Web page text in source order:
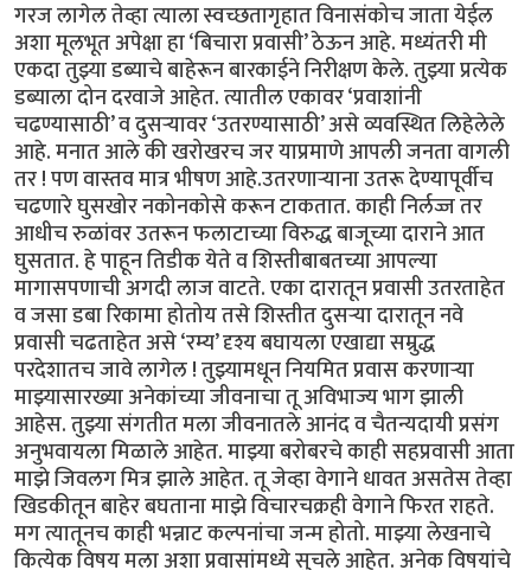
गरज लागेल तेव्हा त्याला स्वच्छतागृहात विनासंकोच जाता येईल
अशा मूलभूत अपेक्षा हा ‘बिचारा प्रवासी’ ठेऊन आहे. मध्यंतरी मी
एकदा तुझ्या डब्याचे बाहेरून बारकाईने निरीक्षण केले. तुझ्या प्रत्येक
डब्याला दोन दरवाजे आहेत. त्यातील एकावर ‘प्रवाशांनी
चढण्यासाठी’ व दुसऱ्यावर ‘उतरण्यासाठी’ असे व्यवस्थित लिहेलेले
आहे. मनात आले की खरोखरच जर याप्रमाणे आपली जनता वागली
तर ! पण वास्तव मात्र भीषण आहे.उतरणाऱ्याना उतरू देण्यापूर्वीच
चढणारे घुसखोर नकोनकोसे करून टाकतात. काही निर्लज्ज तर
आधीच रुळांवर उतरून फलाटाच्या विरुद्ध बाजूच्या दाराने आत
घुसतात. हे पाहून तिडीक येते व शिस्तीबाबतच्या आपल्या
मागासपणाची अगदी लाज वाटते. एका दारातून प्रवासी उतरताहेत
व जसा डबा रिकामा होतोय तसे शिस्तीत दुसऱ्या दारातून नवे
प्रवासी चढताहेत असे ‘रम्य’ दृश्य बघायला एखाद्या सम्रुद्ध
परदेशातच जावे लागेल ! तुझ्यामधून नियमित प्रवास करणाऱ्या
माझ्यासारख्या अनेकांच्या जीवनाचा तू अविभाज्य भाग झाली
आहेस. तुझ्या संगतीत मला जीवनातले आनंद व चैतन्यदायी प्रसंग
अनुभवायला मिळाले आहेत. माझ्या बरोबरचे काही सहप्रवासी आता
माझे जिवलग मित्र झाले आहेत. तू जेव्हा वेगाने धावत असतेस तेव्हा
खिडकीतून बाहेर बघताना माझे विचारचक्रही वेगाने फिरत राहते.
मग त्यातूनच काही भन्नाट कल्पनांचा जन्म होतो. माझ्या लेखनाचे
कित्येक विषय मला अशा प्रवासांमध्ये सुचले आहेत. अनेक विषयांचे